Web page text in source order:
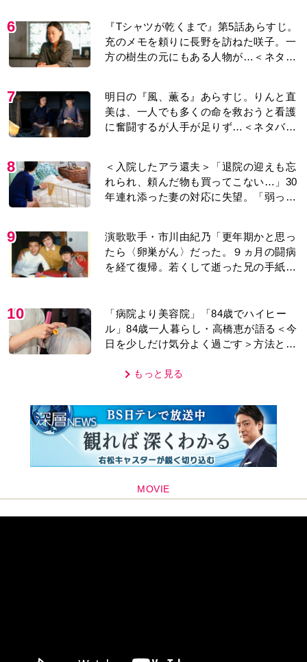
6
『Tシャツが乾くまで』第5話あらすじ。
充のメモを頼りに長野を訪ねた咲子。一
方の樹生の元にもある人物が…＜ネタバ
7
明日の『風、薫る』あらすじ。りんと直
美は、一人でも多くの命を救おうと看護
に奮闘するが人手が足りず…＜ネタバレ
8
＜入院したアラ還夫＞「退院の迎えも忘
れられ、頼んだ物も買ってこない…」30
年連れ添った妻の対応に失望。「弱った
9
演歌歌手・市川由紀乃「更年期かと思っ
たら〈卵巣がん〉だった。９ヵ月の闘病
を経て復帰。若くして逝った兄の手紙を
10
「病院より美容院」「84歳でハイヒー
ル」84歳一人暮らし・高橋恵が語る＜今
日を少しだけ気分よく過ごす＞方法と
もっと見る
MOVIE